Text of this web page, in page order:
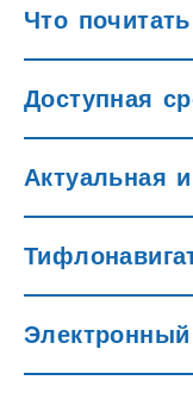
Что
Доступная
Актуальная
Электронный